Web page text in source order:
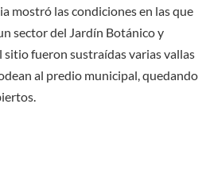
mostró las condiciones en las que
sector del Jardín Botánico y
sitio fueron sustraídas varias vallas
al predio municipal, quedando